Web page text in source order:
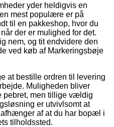
yder heldigvis en
mest populære er på
til en pakkeshop, hvor du
der er mulighed for det.
nem, og tit endvidere den
ved køb af Markeringsbøje
at bestille ordren til levering
Muligheden bliver
pebret, men tillige vældig
er utvivlsomt at
afhænger af at du har bopæl i
tilholdssted.